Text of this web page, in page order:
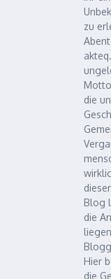
zu
die
Blog
die
Hier
die